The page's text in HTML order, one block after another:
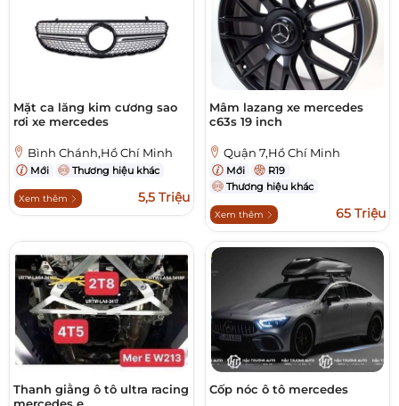
Mặt ca lăng kim cương sao
rơi xe mercedes
Bình Chánh,Hồ Chí Minh
Mới Thương hiệu khác
Xem thêm 5,5 Triệu
Mâm lazang xe mercedes
c63s 19 inch
Quận 7,Hồ Chí Minh
Mới
R19
Thương hiệu khác
Xem thêm 65 Triệu
Thanh giằng ô tô ultra racing
Cốp nóc ô tô mercedes